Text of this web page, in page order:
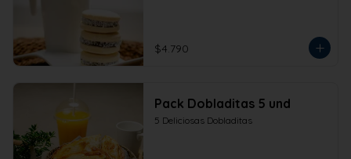
$4.790
Pack Dobladitas 5 und
5 Deliciosas Dobladitas